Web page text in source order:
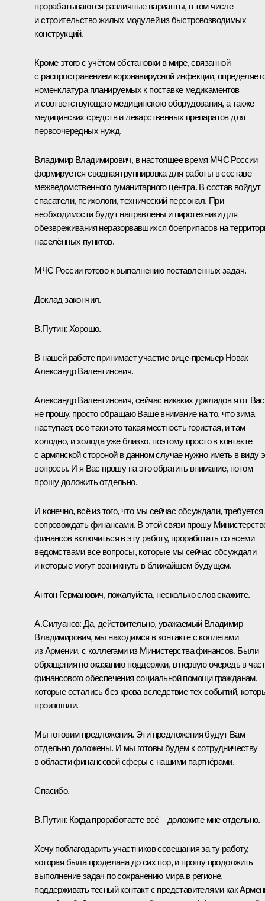
прорабатываются различные варианты, в том числе
и строительство жилых модулей из быстровозводимых
конструкций.
Кроме этого с учётом обстановки в мире, связанной
с распространением коронавирусной инфекции,
номенклатура планируемых к поставке медикаментов
и соответствующего медицинского оборудования, а также
медицинских средств и лекарственных препаратов для
первоочередных нужд.
Владимир Владимирович, в настоящее время МЧС России
формируется сводная группировка для работы в составе
межведомственного гуманитарного центра. В состав войдут
спасатели, психологи, технический персонал. При
необходимости будут направлены и пиротехники для
обезвреживания неразорвавшихся боеприпасов на
населённых пунктов.
МЧС России готово к выполнению поставленных задач.
Доклад закончил.
В.Путин: Хорошо.
В нашей работе принимает участие вице-премьер Новак
Александр Валентинович.
Александр Валентинович, сейчас никаких докладов я от Вас
не прошу, просто обращаю Ваше внимание на то, что зима
наступает, всё-таки это такая местность гористая, и там
холодно, и холода уже близко, поэтому просто в контакте
с армянской стороной в данном случае нужно иметь в виду
вопросы. И я Вас прошу на это обратить внимание, потом
прошу доложить отдельно.
И конечно, всё из того, что мы сейчас обсуждали, требуется
сопровождать финансами. В этой связи прошу
финансов включиться в эту работу, проработать со всеми
ведомствами все вопросы, которые мы сейчас обсуждали
и которые могут возникнуть в ближайшем будущем.
Антон Германович, пожалуйста, несколько слов скажите.
А.Силуанов: Да, действительно, уважаемый Владимир
Владимирович, мы находимся в контакте с коллегами
из Армении, с коллегами из Министерства финансов. Были
обращения по оказанию поддержки, в первую очередь в
финансового обеспечения социальной помощи гражданам,
которые остались без крова вследствие тех событий,
произошли.
Мы готовим предложения. Эти предложения будут Вам
отдельно доложены. И мы готовы будем к сотрудничеству
в области финансовой сферы с нашими партнёрами.
Спасибо.
В.Путин: Когда проработаете всё – доложите мне отдельно.
Хочу поблагодарить участников совещания за ту работу,
которая была проделана до сих пор, и прошу продолжить
выполнение задач по сохранению мира в регионе,
поддерживать тесный контакт с представителями как